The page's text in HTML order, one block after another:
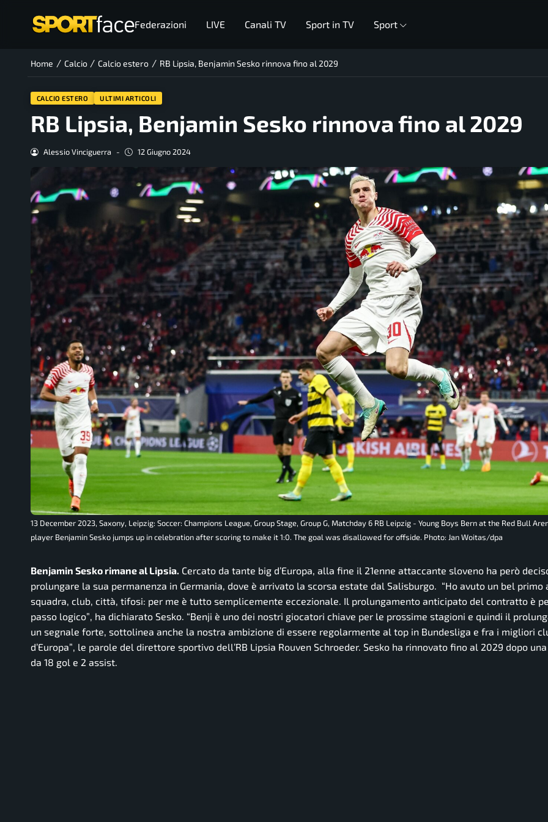
Federazioni LIVE Canali TV Sport in TV Sport
Home / Calcio / Calcio estero / RB Lipsia, Benjamin Sesko rinnova fino al 2029
CALCIO ESTERO ULTIMI ARTICOLI
RB Lipsia, Benjamin Sesko rinnova fino al 2029
Alessio Vinciguerra - 12 Giugno 2024
13 December 2023, Saxony, Leipzig: Soccer: Champions League, Group Stage, Group G, Matchday 6 RB Leipzig - Young Boys Bern at the Red Bull
player Benjamin Sesko jumps up in celebration after scoring to make it 1:0. The goal was disallowed for offside. Photo: Jan Woitas/dpa
Benjamin Sesko rimane al Lipsia. Cercato da tante big d’Europa, alla fine il 21enne attaccante sloveno ha però
prolungare la sua permanenza in Germania, dove è arrivato la scorsa estate dal Salisburgo. “Ho avuto un bel primo
squadra, club, città, tifosi: per me è tutto semplicemente eccezionale. Il prolungamento anticipato del contratto è
passo logico” , ha dichiarato Sesko. “Benji è uno dei nostri giocatori chiave per le prossime stagioni e quindi il
un segnale forte, sottolinea anche la nostra ambizione di essere regolarmente al top in Bundesliga e fra i migliori
d’Europa” , le parole del direttore sportivo dell’RB Lipsia Rouven Schroeder. Sesko ha rinnovato fino al 2029 dopo
da 18 gol e 2 assist.